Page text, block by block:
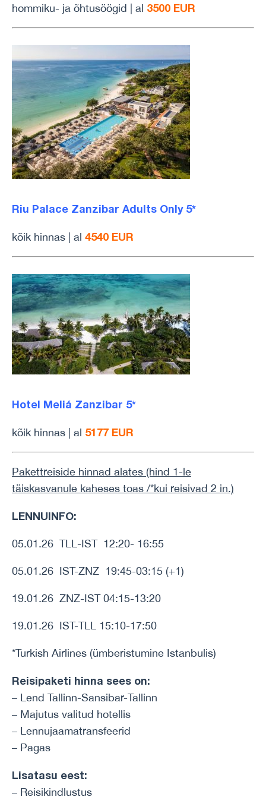
hommiku- ja õhtusöögid | al 3500 EUR
Riu Palace Zanzibar Adults Only 5*
kõik hinnas | al 4540 EUR
Hotel Meliá Zanzibar 5*
kõik hinnas | al 5177 EUR
Pakettreiside hinnad alates (hind 1-le
täiskasvanule kaheses toas /*kui reisivad 2 in.)
LENNUINFO:
05.01.26 TLL-IST 12:20- 16:55
05.01.26 IST-ZNZ 19:45-03:15 (+1)
19.01.26 ZNZ-IST 04:15-13:20
19.01.26 IST-TLL 15:10-17:50
*Turkish Airlines (ümberistumine Istanbulis)
Reisipaketi hinna sees on:
– Lend Tallinn-Sansibar-Tallinn
– Majutus valitud hotellis
– Lennujaamatransfeerid
– Pagas
Lisatasu eest:
– Reisikindlustus